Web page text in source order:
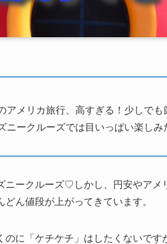
アメリカ旅行、高すぎる！少しで
ニークルーズでは目いっぱい楽し
ニークルーズ♡しかし、円安やアメ
ん値段が上がってきています。
のに「ケチケチ」はしたくないで